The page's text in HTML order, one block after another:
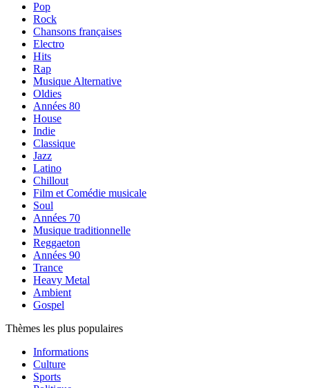
Pop
Rock
Chansons françaises
Electro
Hits
Rap
Musique Alternative
Oldies
Années 80
House
Indie
Classique
Jazz
Latino
Chillout
Film et Comédie musicale
Soul
Années 70
Musique traditionnelle
Reggaeton
Années 90
Trance
Heavy Metal
Ambient
Gospel
Thèmes les plus populaires
Informations
Culture
Sports